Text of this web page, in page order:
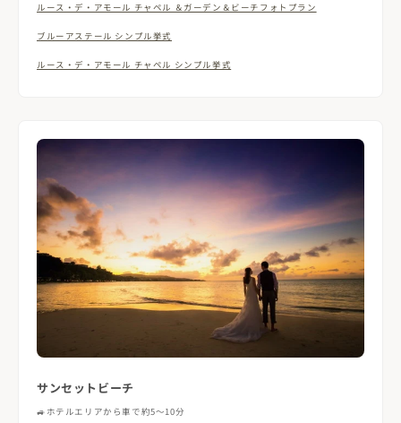
ルース・デ・アモール チャペル ＆ガーデン＆ビーチフォトプラン
ブルーアステール シンプル挙式
ルース・デ・アモール チャペル シンプル挙式
サンセットビーチ
🚙 ホテルエリアから車で約5〜10分